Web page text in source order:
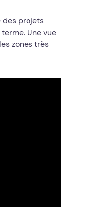
des projets
Une vue
zones très